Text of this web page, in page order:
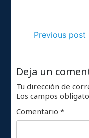
Previous post
Deja un
Tu dirección de
Los campos
Comentario*